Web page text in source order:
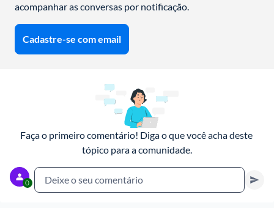
acompanhar as conversas por notificação.
Cadastre-se com email
Faça o primeiro comentário! Diga o que você acha deste
tópico para a comunidade.
0 Deixe o seu comentário